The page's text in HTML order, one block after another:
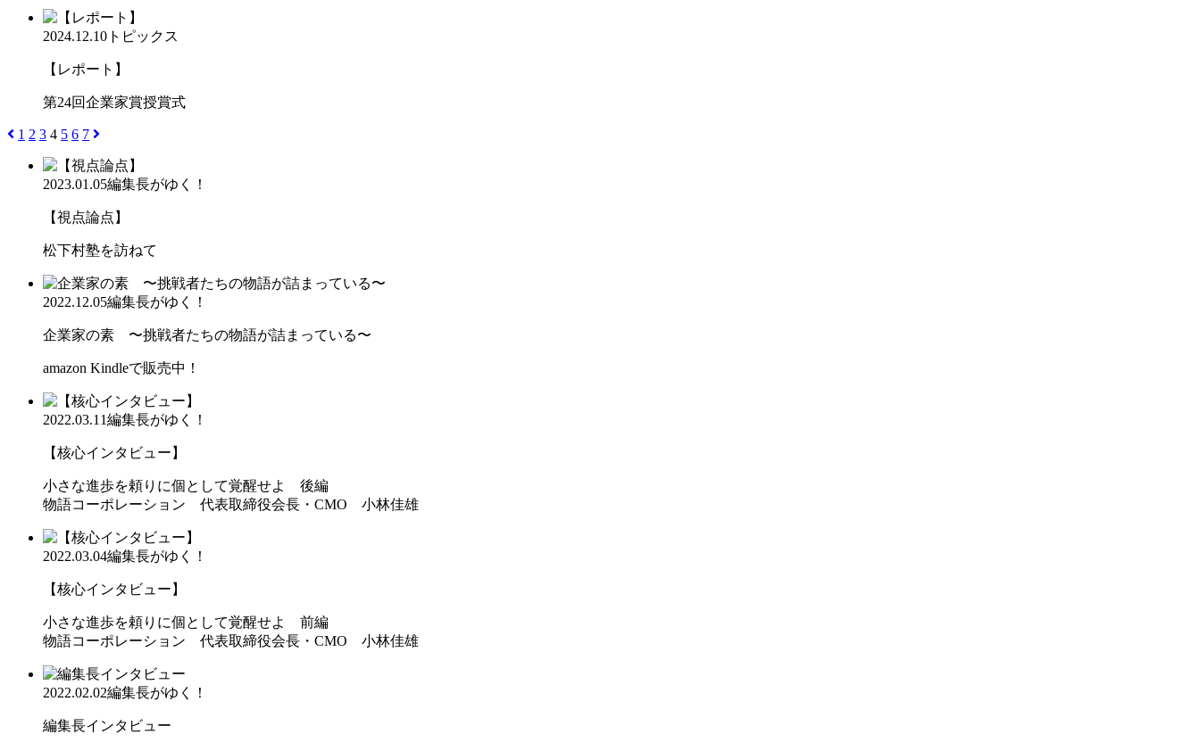
2024.12.10 トピックス
【レポート】
第24回企業家賞授賞式
1 2 3 4 5 6 7
2023.01.05編集長がゆく！
【視点論点】
松下村塾を訪ねて
2022.12.05編集長がゆく！
企業家の素 〜挑戦者たちの物語が詰まっている〜
amazon Kindleで販売中！
2022.03.11編集長がゆく！
【核心インタビュー】
小さな進歩を頼りに個として覚醒せよ 後編
物語コーポレーション 代表取締役会長・CMO 小林佳雄
2022.03.04編集長がゆく！
【核心インタビュー】
小さな進歩を頼りに個として覚醒せよ 前編
物語コーポレーション 代表取締役会長・CMO 小林佳雄
2022.02.02編集長がゆく！
編集長インタビュー